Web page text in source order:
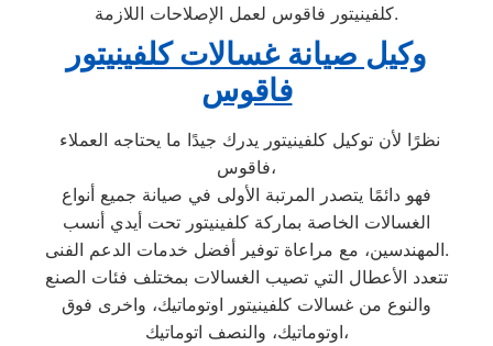
كلفينيتور فاقوس لعمل الإصلاحات اللازمة.
وكيل صيانة غسالات كلفينيتور
فاقوس
فاقوس،
فهو دائمًا يتصدر المرتبة الأولى في صيانة جميع أنواع
الغسالات الخاصة بماركة كلفينيتور تحت أيدي أنسب
المهندسين، مع مراعاة توفير أفضل خدمات الدعم الفنى.
تتعدد الأعطال التي تصيب الغسالات بمختلف فئات الصنع
والنوع من غسالات كلفينيتور اوتوماتيك، واخرى فوق
اوتوماتيك، والنصف اتوماتيك،